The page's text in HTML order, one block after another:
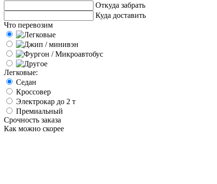
Откуда забрать
Куда доставить
Что перевозим
Легковые:
Седан
Кроссовер
Электрокар до 2 т
Премиальный
Срочность заказа
Как можно скорее